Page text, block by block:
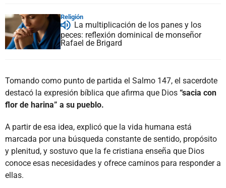
Religión
La multiplicación de los panes y los
peces: reflexión dominical de monseñor
Rafael de Brigard
Tomando como punto de partida el Salmo 147, el sacerdote
destacó la expresión bíblica que afirma que Dios “sacia con
flor de harina” a su pueblo.
A partir de esa idea, explicó que la vida humana está
marcada por una búsqueda constante de sentido, propósito
y plenitud, y sostuvo que la fe cristiana enseña que Dios
conoce esas necesidades y ofrece caminos para responder a
ellas.